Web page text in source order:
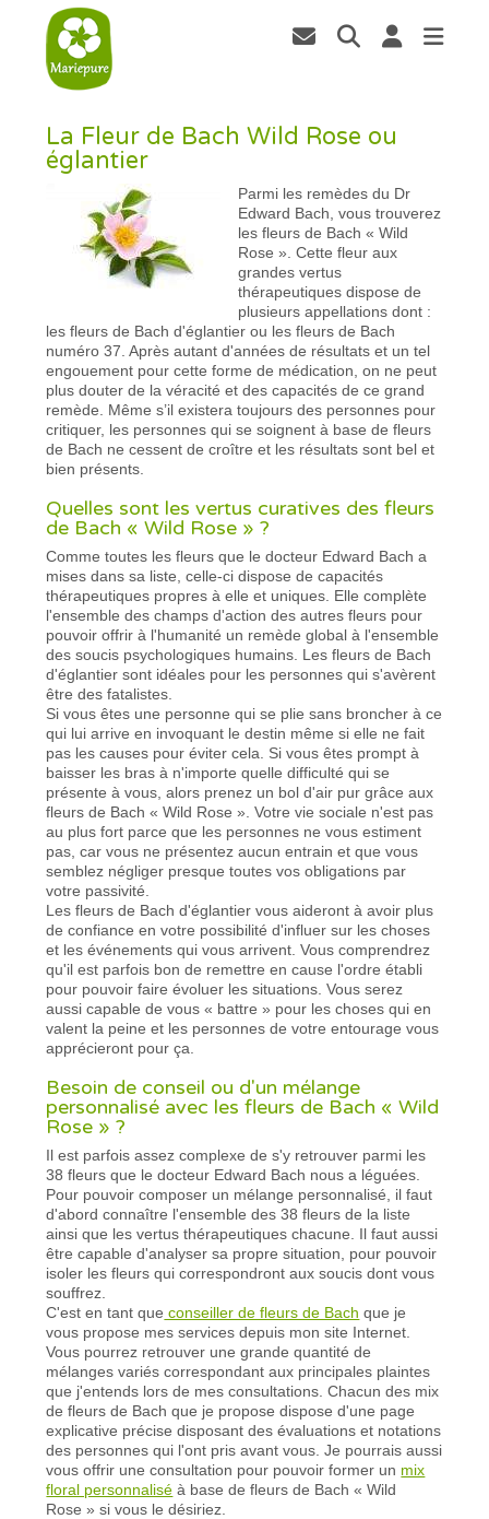
La Fleur de Bach Wild Rose ou
églantier
Parmi les remèdes du Dr
Edward Bach, vous trouverez
les fleurs de Bach « Wild
Rose ». Cette fleur aux
grandes vertus
thérapeutiques dispose de
plusieurs appellations dont :
les fleurs de Bach d'églantier ou les fleurs de Bach
numéro 37. Après autant d'années de résultats et un tel
engouement pour cette forme de médication, on ne peut
plus douter de la véracité et des capacités de ce grand
remède. Même s’il existera toujours des personnes pour
critiquer, les personnes qui se soignent à base de fleurs
de Bach ne cessent de croître et les résultats sont bel et
bien présents.
Quelles sont les vertus curatives des fleurs
de Bach « Wild Rose » ?
Comme toutes les fleurs que le docteur Edward Bach a
mises dans sa liste, celle-ci dispose de capacités
thérapeutiques propres à elle et uniques. Elle complète
l'ensemble des champs d'action des autres fleurs pour
pouvoir offrir à l'humanité un remède global à l'ensemble
des soucis psychologiques humains. Les fleurs de Bach
d'églantier sont idéales pour les personnes qui s'avèrent
être des fatalistes.
Si vous êtes une personne qui se plie sans broncher à ce
qui lui arrive en invoquant le destin même si elle ne fait
pas les causes pour éviter cela. Si vous êtes prompt à
baisser les bras à n'importe quelle difficulté qui se
présente à vous, alors prenez un bol d'air pur grâce aux
fleurs de Bach « Wild Rose ». Votre vie sociale n'est pas
au plus fort parce que les personnes ne vous estiment
pas, car vous ne présentez aucun entrain et que vous
semblez négliger presque toutes vos obligations par
votre passivité.
Les fleurs de Bach d'églantier vous aideront à avoir plus
de confiance en votre possibilité d'influer sur les choses
et les événements qui vous arrivent. Vous comprendrez
qu'il est parfois bon de remettre en cause l'ordre établi
pour pouvoir faire évoluer les situations. Vous serez
aussi capable de vous « battre » pour les choses qui en
valent la peine et les personnes de votre entourage vous
apprécieront pour ça.
Besoin de conseil ou d'un mélange
personnalisé avec les fleurs de Bach « Wild
Rose » ?
Il est parfois assez complexe de s'y retrouver parmi les
38 fleurs que le docteur Edward Bach nous a léguées.
Pour pouvoir composer un mélange personnalisé, il faut
d'abord connaître l'ensemble des 38 fleurs de la liste
ainsi que les vertus thérapeutiques chacune. Il faut aussi
être capable d'analyser sa propre situation, pour pouvoir
isoler les fleurs qui correspondront aux soucis dont vous
souffrez.
C'est en tant que conseiller de fleurs de Bach que je
vous propose mes services depuis mon site Internet.
Vous pourrez retrouver une grande quantité de
mélanges variés correspondant aux principales plaintes
que j'entends lors de mes consultations. Chacun des mix
de fleurs de Bach que je propose dispose d'une page
explicative précise disposant des évaluations et notations
des personnes qui l'ont pris avant vous. Je pourrais aussi
vous offrir une consultation pour pouvoir former un mix
floral personnalisé à base de fleurs de Bach « Wild
Rose » si vous le désiriez.